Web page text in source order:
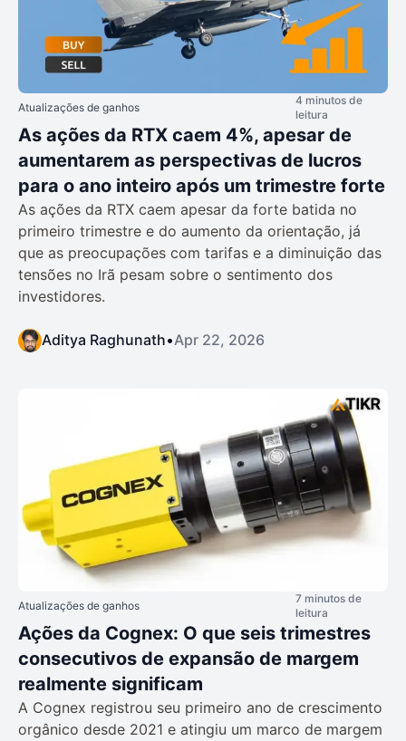
Atualizações de ganhos
4 minutos de
leitura
As ações da RTX caem 4%, apesar de
aumentarem as perspectivas de lucros
para o ano inteiro após um trimestre forte
As ações da RTX caem apesar da forte batida no
primeiro trimestre e do aumento da orientação, já
que as preocupações com tarifas e a diminuição das
tensões no Irã pesam sobre o sentimento dos
investidores.
Aditya Raghunath•Apr 22, 2026
Atualizações de ganhos
7 minutos de
leitura
Ações da Cognex: O que seis trimestres
consecutivos de expansão de margem
realmente significam
A Cognex registrou seu primeiro ano de crescimento
orgânico desde 2021 e atingiu um marco de margem